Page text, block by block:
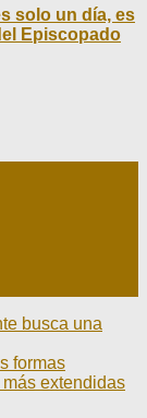
solo un día, es
Episcopado
busca una
formas
extendidas